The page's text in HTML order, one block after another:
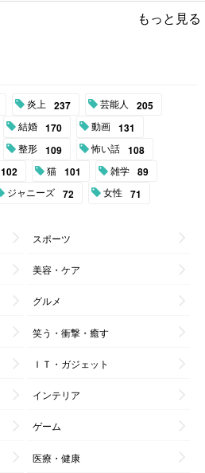
もっと見る
炎上 237 芸能人 205
結婚 170 動画 131
整形 109 怖い話 108
102 猫 101 雑学 89
ジャニーズ 72 女性 71
スポーツ
美容・ケア
グルメ
笑う・衝撃・癒す
ＩＴ・ガジェット
インテリア
ゲーム
医療・健康